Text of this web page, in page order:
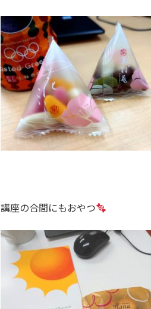
講座の合間にもおやつ